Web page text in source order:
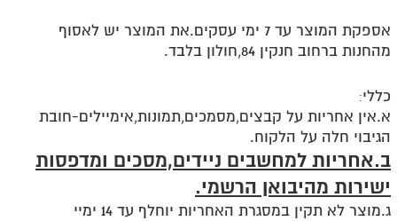
אספקת המוצר עד 7 ימי עסקים.את המוצר יש לאסוף
מהחנות ברחוב חנקין 84,חולון בלבד.
כללי:
א.אין אחריות על קבצים,מסמכים,תמונות,אימיילים-חובת
הגיבוי חלה על הלקוח.
ב.אחריות למחשבים ניידים,מסכים ומדפסות
ישירות מהיבואן הרשמי.
ג.מוצר לא תקין במסגרת האחריות יוחלף עד 14 ימיי